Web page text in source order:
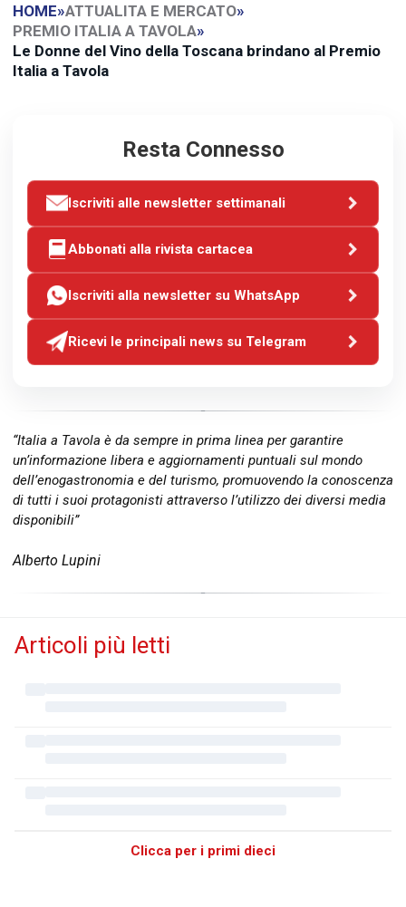
HOME»ATTUALITA E MERCATO»
PREMIO ITALIA A TAVOLA»
Le Donne del Vino della Toscana brindano al Premio
Italia a Tavola
Resta Connesso
Iscriviti alle newsletter settimanali
Abbonati alla rivista cartacea
Iscriviti alla newsletter su WhatsApp
Ricevi le principali news su Telegram
“Italia a Tavola è da sempre in prima linea per garantire
un’informazione libera e aggiornamenti puntuali sul mondo
dell’enogastronomia e del turismo, promuovendo la conoscenza
di tutti i suoi protagonisti attraverso l’utilizzo dei diversi media
disponibili”
Alberto Lupini
Articoli più letti
Clicca per i primi dieci